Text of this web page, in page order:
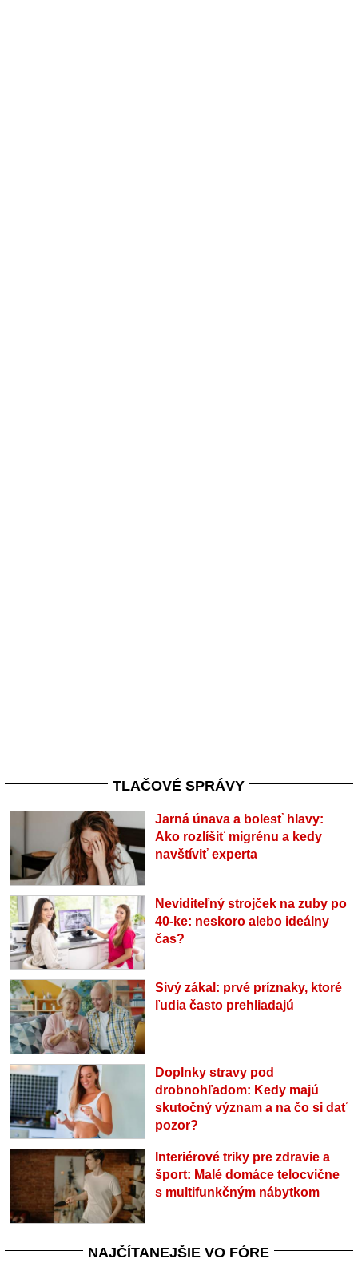
TLAČOVÉ SPRÁVY
Jarná únava a bolesť hlavy:
Ako rozlíšiť migrénu a kedy
navštíviť experta
Neviditeľný strojček na zuby po
40-ke: neskoro alebo ideálny
čas?
Sivý zákal: prvé príznaky, ktoré
ľudia často prehliadajú
Doplnky stravy pod
drobnohľadom: Kedy majú
skutočný význam a na čo si dať
pozor?
Interiérové triky pre zdravie a
šport: Malé domáce telocvične
s multifunkčným nábytkom
NAJČÍTANEJŠIE VO FÓRE